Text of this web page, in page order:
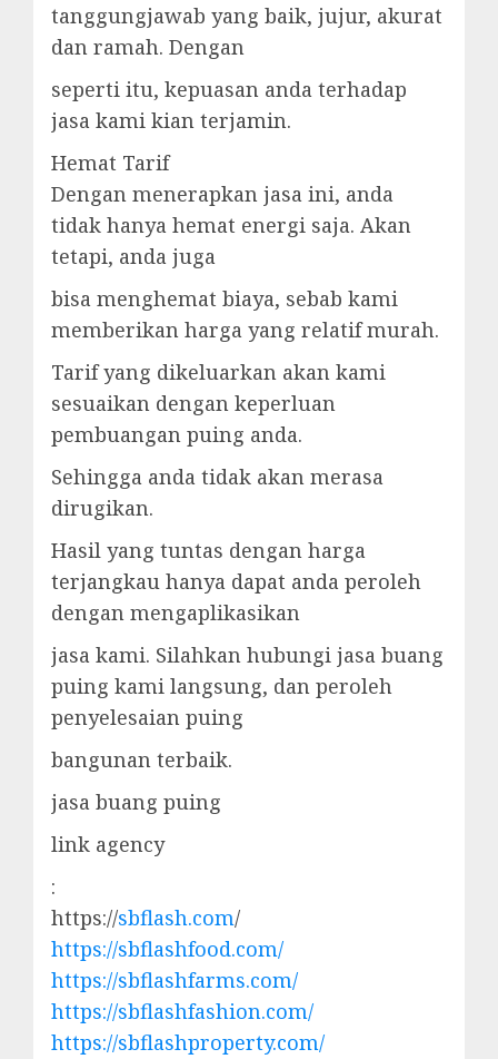
tanggungjawab yang baik, jujur, akurat
dan ramah. Dengan
seperti itu, kepuasan anda terhadap
jasa kami kian terjamin.
Hemat Tarif
Dengan menerapkan jasa ini, anda
tidak hanya hemat energi saja. Akan
tetapi, anda juga
bisa menghemat biaya, sebab kami
memberikan harga yang relatif murah.
Tarif yang dikeluarkan akan kami
sesuaikan dengan keperluan
pembuangan puing anda.
Sehingga anda tidak akan merasa
dirugikan.
Hasil yang tuntas dengan harga
terjangkau hanya dapat anda peroleh
dengan mengaplikasikan
jasa kami. Silahkan hubungi jasa buang
puing kami langsung, dan peroleh
penyelesaian puing
bangunan terbaik.
jasa buang puing
link agency
:
https://sbflash.com/
https://sbflashfood.com/
https://sbflashfarms.com/
https://sbflashfashion.com/
https://sbflashproperty.com/